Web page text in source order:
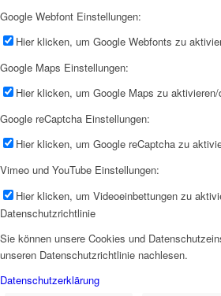
Google Webfont Einstellungen:
Hier klicken, um Google Webfonts zu
Google Maps Einstellungen:
Hier klicken, um Google Maps zu
Google reCaptcha Einstellungen:
Hier klicken, um Google reCaptcha zu
Vimeo und YouTube Einstellungen:
Hier klicken, um Videoeinbettungen zu
Datenschutzrichtlinie
Sie können unsere Cookies und
unseren Datenschutzrichtlinie nachlesen.
Datenschutzerklärung